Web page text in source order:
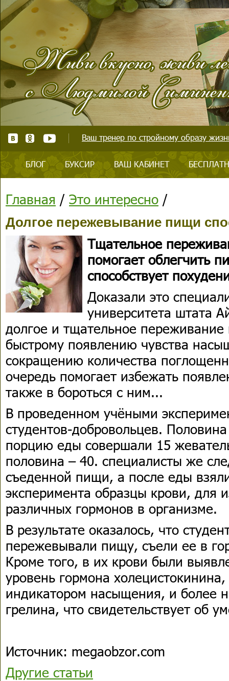
Ваш тренер по стройному образу
БЛОГ БУКСИР ВАШ КАБИНЕТ
Главная / Это интересно /
Долгое пережевывание пищи
Тщательное
помогает облегчить
способствует
Доказали это
университета штата
долгое и тщательное
быстрому появлению чувства
сокращению количества
очередь помогает избежать
также в бороться с ним...
В проведенном учёными
студентов-добровольцев.
порцию еды совершали 15
половина – 40. специалисты же
съеденной пищи, а после еды
эксперимента образцы крови, для
различных гормонов в организме.
В результате оказалось, что
пережевывали пищу, съели ее в
Кроме того, в их крови были
уровень гормона
индикатором насыщения, и более
грелина, что свидетельствует об
Источник: megaobzor.com
Другие статьи